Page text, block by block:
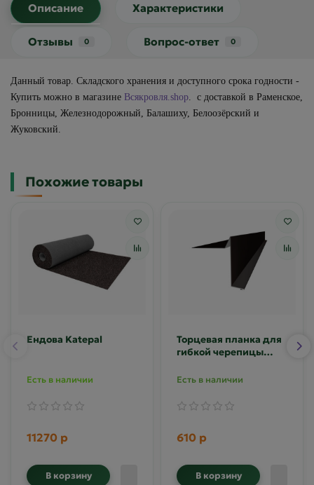
Описание Характеристики
Отзывы 0 Вопрос-ответ 0
Данный товар. Складского хранения и доступного срока годности -
Купить можно в магазине Всякровля.shop
с доставкой в Раменское,
Бронницы, Железнодорожный, Балашиху, Белоозёрский и
Жуковский.
Похожие товары
Ендова Katepal
Есть в наличии
11270 р
В корзину
Торцевая планка для
гибкой черепицы
Есть в наличии
610 р
В корзину